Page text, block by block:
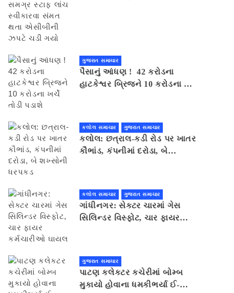
ગુજરાત સમાચાર
પૈસાનું આંધણ ! 42 કરોડના
હાટકેશ્વર બ્રિજને 10 કરોડના ખર્ચે
કલોલ સમાચાર ગુજરાત સમાચાર
કલોલ: છત્રાલ-કડી રોડ પર ખાતર
કૌભાંડ, કંપનીમાં દરોડા, બે
કલોલ સમાચાર ગુજરાત સમાચાર
ગાંધીનગર: સેક્ટર ચારમાં ગેસ
સિલિન્ડર વિસ્ફોટ, ચાર ફાયર
ગુજરાત સમાચાર
પાટણ કલેકટર કચેરીમાં બોમ્બ
મુકાયો હોવાના ધમકીભર્યા ઈ-